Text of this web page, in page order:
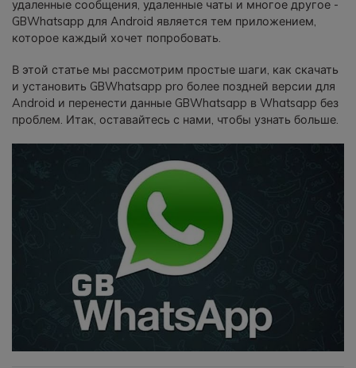
фотографии, видео и многое
другое со смартфона на смартфон,
со смартфона на ПК и наоборот.
Резервное копирование и
восстановление
WhatsApp на ПК. С легкостью
восстанавливайте резервные
копии.
Перенос плейлистов
НОВИНКА
плейлисты с одного потокового
сервиса на другой.
удаленные сообщения, удаленные чаты и многое другое -
GBWhatsapp для Android является тем приложением,
которое каждый хочет попробовать.
В этой статье мы рассмотрим простые шаги, как скачать
и установить GBWhatsapp pro более поздней версии для
Android и перенести данные GBWhatsapp в Whatsapp без
проблем. Итак, оставайтесь с нами, чтобы узнать больше.